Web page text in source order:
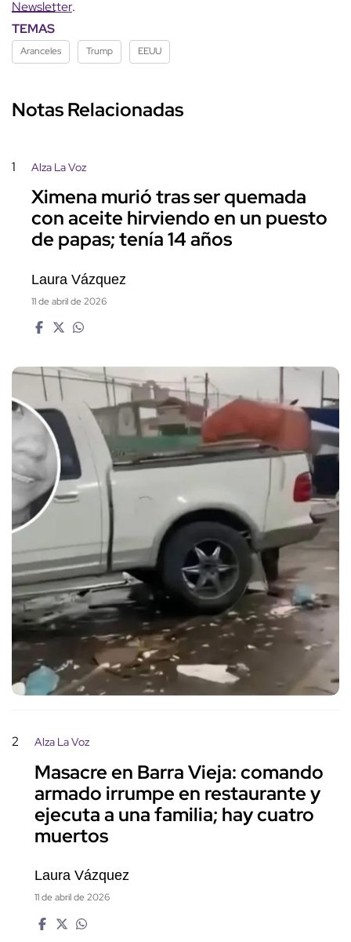
Newsletter.
TEMAS
Aranceles Trump EEUU
Notas Relacionadas
1 Alza La Voz
Ximena murió tras ser quemada
con aceite hirviendo en un puesto
de papas; tenía 14 años
Laura Vázquez
11 de abril de 2026
2 Alza La Voz
Masacre en Barra Vieja: comando
armado irrumpe en restaurante y
ejecuta a una familia; hay cuatro
muertos
Laura Vázquez
11 de abril de 2026